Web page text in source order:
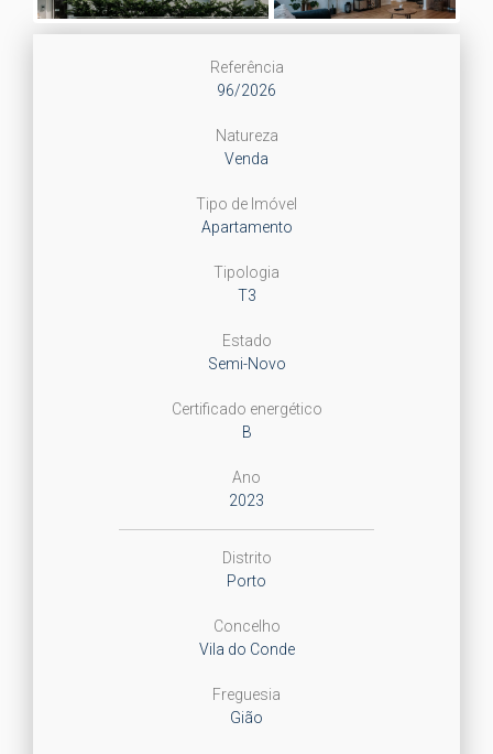
Next
Referência
96/2026
Natureza
Venda
Tipo de Imóvel
Apartamento
Tipologia
T3
Estado
Semi-Novo
Certificado energético
B
Ano
2023
Distrito
Porto
Concelho
Vila do Conde
Freguesia
Gião